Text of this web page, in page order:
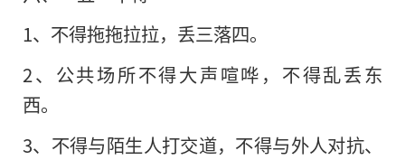
1、不得拖拖拉拉，丢三落四。
2、公共场所不得大声喧哗，不得乱丢东
西。
3、不得与陌生人打交道，不得与外人对抗、